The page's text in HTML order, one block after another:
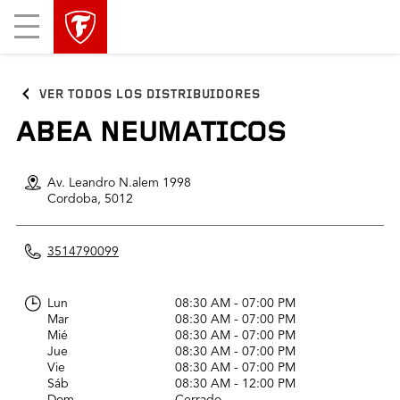
Mobile
Menu
VER TODOS LOS DISTRIBUIDORES
ABEA NEUMATICOS
Av. Leandro N.alem 1998
Cordoba, 5012
3514790099
Lun
08:30 AM - 07:00 PM
Mar
08:30 AM - 07:00 PM
Mié
08:30 AM - 07:00 PM
Jue
08:30 AM - 07:00 PM
Vie
08:30 AM - 07:00 PM
Sáb
08:30 AM - 12:00 PM